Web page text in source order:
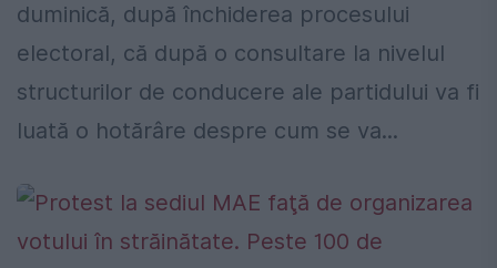
duminică, după închiderea procesului
electoral, că după o consultare la nivelul
structurilor de conducere ale partidului va fi
luată o hotărâre despre cum se va...